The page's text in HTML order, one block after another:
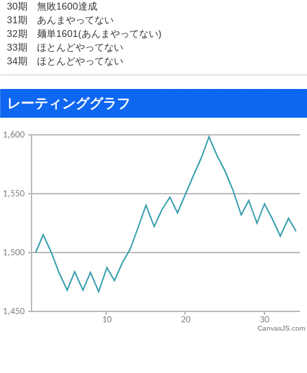
30期 無敗1600達成
31期 あんまやってない
32期 麺単1601(あんまやってない)
33期 ほとんどやってない
34期 ほとんどやってない
レーティンググラフ
CanvasJS.com